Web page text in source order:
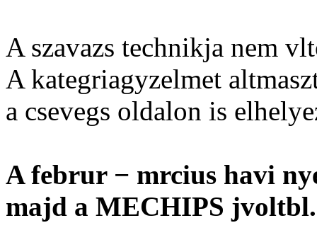
A szavazs technikja nem
A kategriagyzelmet
a csevegs oldalon is
A februr − mrcius havi
majd a MECHIPS jvoltbl.